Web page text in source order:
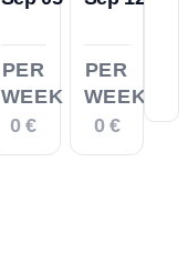
PER
WEEK
0 €
PER
WEEK
0 €